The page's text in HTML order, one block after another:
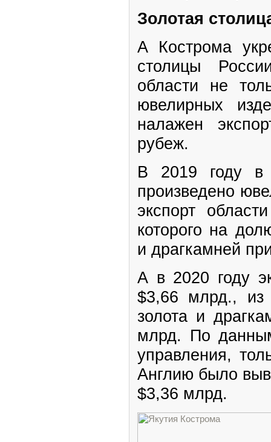
Золотая
А Кострома
столицы
области не
ювелирных
налажен
рубеж.
В 2019 году в
произведено
экспорт
которого на
и драгкамней
А в 2020 году
$3,66 млрд., из
золота и
млрд. По
управления,
Англию было
$3,36 млрд.